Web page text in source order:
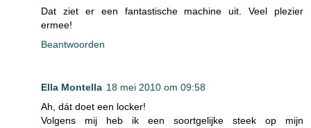
Dat ziet er een fantastische machine uit. Veel plezier
ermee!
Beantwoorden
Ella Montella 18 mei 2010 om 09:58
Ah, dát doet een locker!
Volgens mij heb ik een soortgelijke steek op mijn